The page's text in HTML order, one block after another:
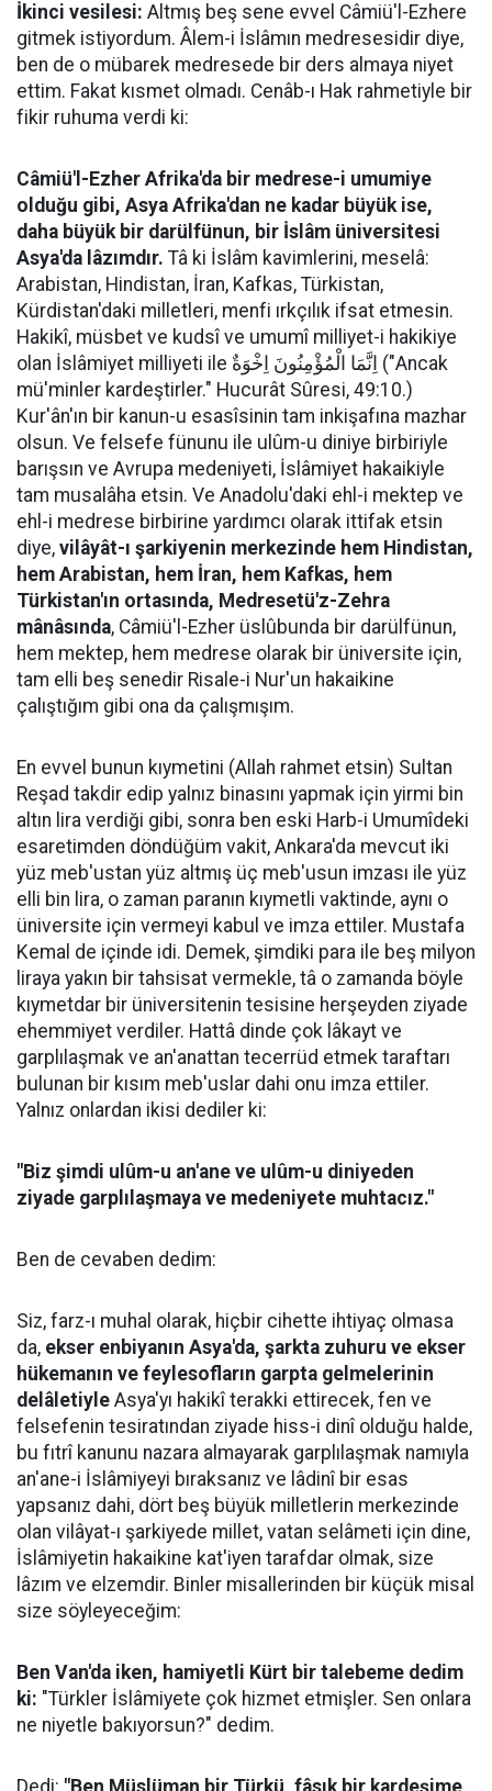
İkinci vesilesi: Altmış beş sene evvel Câmiü'l-Ezhere
gitmek istiyordum. Âlem-i İslâmın medresesidir diye,
ben de o mübarek medresede bir ders almaya niyet
ettim. Fakat kısmet olmadı. Cenâb-ı Hak rahmetiyle bir
fikir ruhuma verdi ki:
Câmiü'l-Ezher Afrika'da bir medrese-i umumiye
olduğu gibi, Asya Afrika'dan ne kadar büyük ise,
daha büyük bir darülfünun, bir İslâm üniversitesi
Asya'da lâzımdır. Tâ ki İslâm kavimlerini, meselâ:
Arabistan, Hindistan, İran, Kafkas, Türkistan,
Kürdistan'daki milletleri, menfi ırkçılık ifsat etmesin.
Hakikî, müsbet ve kudsî ve umumî milliyet-i hakikiye
olan İslâmiyet milliyeti ile اِنَّمَا الْمُؤْمِنُونَ اِخْوَةٌ ("Ancak
mü'minler kardeştirler." Hucurât Sûresi, 49:10.)
Kur'ân'ın bir kanun-u esasîsinin tam inkişafına mazhar
olsun. Ve felsefe fünunu ile ulûm-u diniye birbiriyle
barışsın ve Avrupa medeniyeti, İslâmiyet hakaikiyle
tam musalâha etsin. Ve Anadolu'daki ehl-i mektep ve
ehl-i medrese birbirine yardımcı olarak ittifak etsin
diye, vilâyât-ı şarkiyenin merkezinde hem Hindistan,
hem Arabistan, hem İran, hem Kafkas, hem
Türkistan'ın ortasında, Medresetü'z-Zehra
mânâsında, Câmiü'l-Ezher üslûbunda bir darülfünun,
hem mektep, hem medrese olarak bir üniversite için,
tam elli beş senedir Risale-i Nur'un hakaikine
çalıştığım gibi ona da çalışmışım.
En evvel bunun kıymetini (Allah rahmet etsin) Sultan
Reşad takdir edip yalnız binasını yapmak için yirmi bin
altın lira verdiği gibi, sonra ben eski Harb-i Umumîdeki
esaretimden döndüğüm vakit, Ankara'da mevcut iki
yüz meb'ustan yüz altmış üç meb'usun imzası ile yüz
elli bin lira, o zaman paranın kıymetli vaktinde, aynı o
üniversite için vermeyi kabul ve imza ettiler. Mustafa
Kemal de içinde idi. Demek, şimdiki para ile beş milyon
liraya yakın bir tahsisat vermekle, tâ o zamanda böyle
kıymetdar bir üniversitenin tesisine herşeyden ziyade
ehemmiyet verdiler. Hattâ dinde çok lâkayt ve
garplılaşmak ve an'anattan tecerrüd etmek taraftarı
bulunan bir kısım meb'uslar dahi onu imza ettiler.
Yalnız onlardan ikisi dediler ki:
"Biz şimdi ulûm-u an'ane ve ulûm-u diniyeden
ziyade garplılaşmaya ve medeniyete muhtacız."
Ben de cevaben dedim:
Siz, farz-ı muhal olarak, hiçbir cihette ihtiyaç olmasa
da, ekser enbiyanın Asya'da, şarkta zuhuru ve ekser
hükemanın ve feylesofların garpta gelmelerinin
delâletiyle Asya'yı hakikî terakki ettirecek, fen ve
felsefenin tesiratından ziyade hiss-i dinî olduğu halde,
bu fıtrî kanunu nazara almayarak garplılaşmak namıyla
an'ane-i İslâmiyeyi bıraksanız ve lâdinî bir esas
yapsanız dahi, dört beş büyük milletlerin merkezinde
olan vilâyat-ı şarkiyede millet, vatan selâmeti için dine,
İslâmiyetin hakaikine kat'iyen tarafdar olmak, size
lâzım ve elzemdir. Binler misallerinden bir küçük misal
size söyleyeceğim:
Ben Van'da iken, hamiyetli Kürt bir talebeme dedim
ki: "Türkler İslâmiyete çok hizmet etmişler. Sen onlara
ne niyetle bakıyorsun?" dedim.
Dedi: "Ben Müslüman bir Türkü, fâsık bir kardeşime